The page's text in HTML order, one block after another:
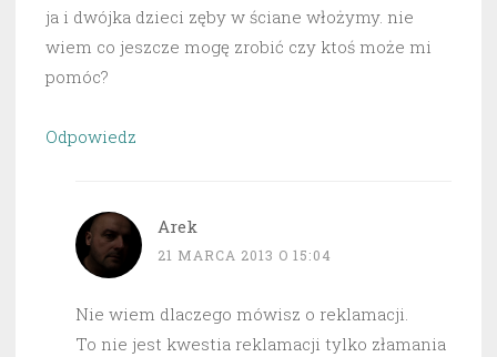
ja i dwójka dzieci zęby w ściane włożymy. nie
wiem co jeszcze mogę zrobić czy ktoś może mi
pomóc?
Odpowiedz
Arek
21 MARCA 2013 O 15:04
Nie wiem dlaczego mówisz o reklamacji.
To nie jest kwestia reklamacji tylko złamania